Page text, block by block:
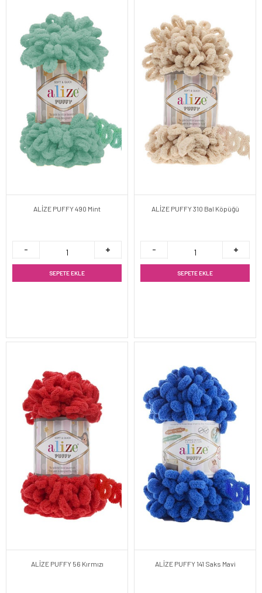
ALİZE PUFFY 490 Mint
SEPETE EKLE
ALİZE PUFFY 310 Bal Köpüğü
SEPETE EKLE
ALİZE PUFFY 56 Kırmızı ALİZE PUFFY 141 Saks Mavi